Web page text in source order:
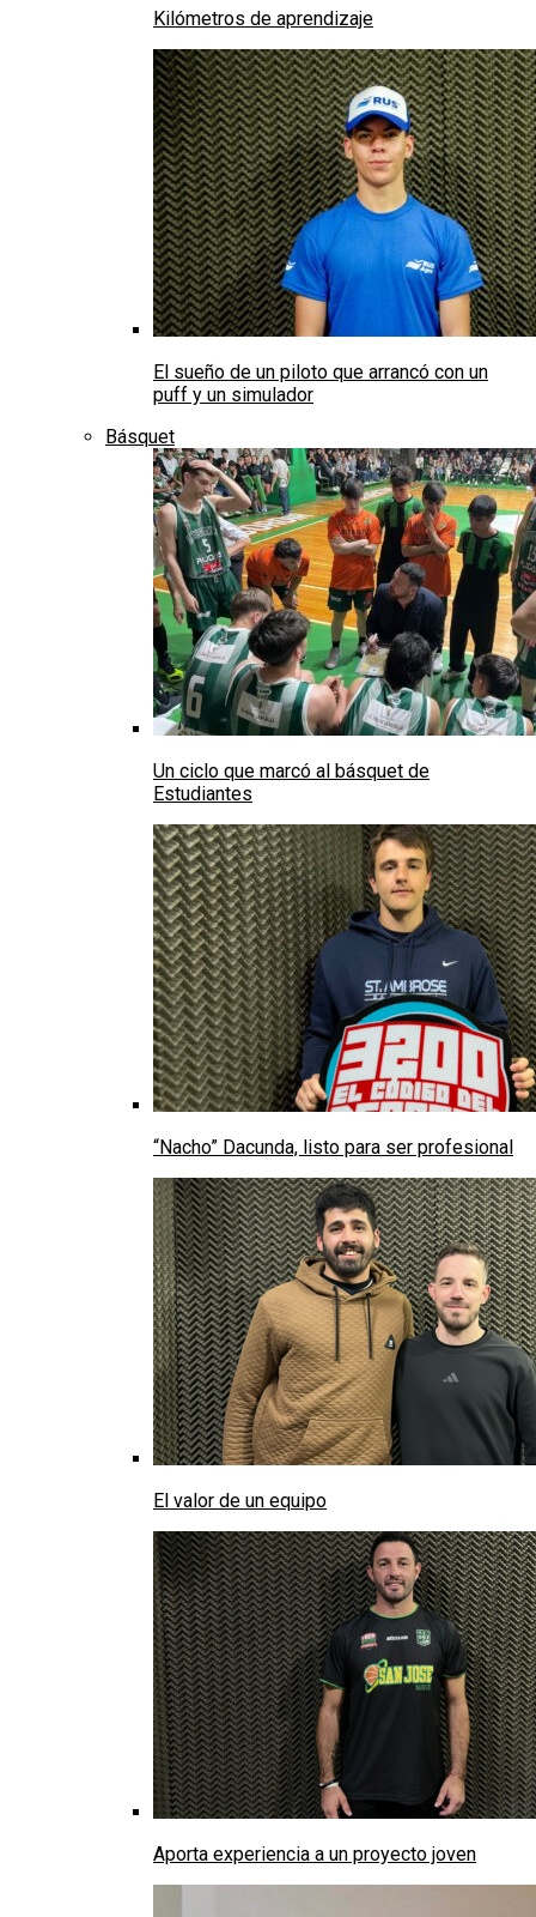
Kilómetros de aprendizaje
El sueño de un piloto que arrancó con un
puff y un simulador
Básquet
Un ciclo que marcó al básquet de
Estudiantes
“Nacho” Dacunda, listo para ser profesional
El valor de un equipo
Aporta experiencia a un proyecto joven